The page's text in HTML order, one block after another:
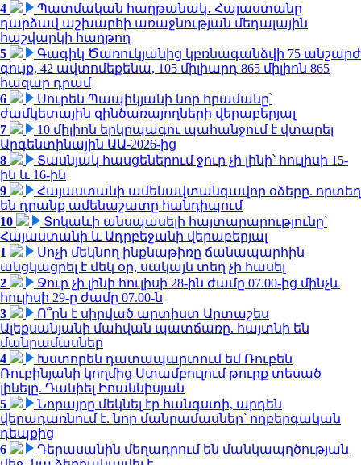
4
Պատմական հաղթանակ․ Հայաստանը
դարձավ աշխարհի առաջնության մեդալային
հաշվարկի հաղթող
5
Գագիկ Ծառուկյանից կբռնագանձվի 75 անշարժ
գույք, 42 ավտոմեքենա, 105 միլիարդ 865 միլիոն 865
հազար դրամ
6
Սուրեն Պապիկյանի նոր հրամանը՝
ժամկետային զինծառայողների վերաբերյալ
7
10 միլիոն երկրպագու պահանջում է վտարել
Արգենտինային ԱԱ-2026-ից
8
Տասնյակ հասցեներում ջուր չի լինի՝ հուլիսի 15-
ին և 16-ին
9
Հայաստանի ամենավտանգավոր օձերը. որտեղ
են դրանք ամենաշատը հանդիպում
10
Տոկաևի անսպասելի հայտարարությունը՝
Հայաստանի և Ադրբեջանի վերաբերյալ
1
Սոչի մեկնող ինքնաթիռը ճանապարհին
անցկացրել է մեկ օր, սակայն տեղ չի հասել
2
Ջուր չի լինի հուլիսի 28-ին ժամը 07.00-ից մինչև
հուլիսի 29-ը ժամը 07.00-ն
3
Ո՞րն է սիրված արտիստ Արտաշես
Ալեքսանյանի մահվան պատճառը. հայտնի են
մանրամասներ
4
Խստորեն դատապարտում եմ Ռուբեն
Ռուբինյանի կողմից Ստամբուլում թուրք տեսած
լինելը. Դանիել Իոաննիսյան
5
Նորայրը մեկնել էր հանգստի, արդեն
վերադառնում է. նոր մանրամասներ՝ ողբերգական
դեպքից
6
Դերասանին մեղադրում են մանկապղծության